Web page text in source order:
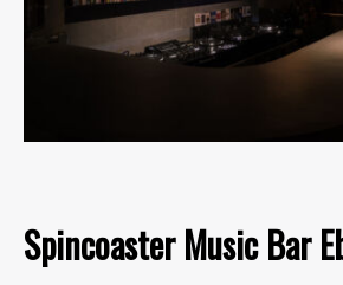
Spincoaster Music Bar